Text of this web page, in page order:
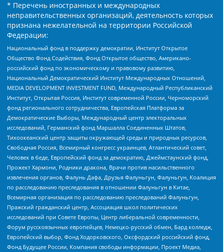
* Перечень иностранных и международных
неправительственных организаций, деятельность которых
признана нежелательной на территории Российской
Федерации:
Национальный фонд в поддержку демократии, Институт Открытое
Общество Фонд Содействия, Фонд Открытое общество, Американо-
российский фонд по экономическому и правовому развитию,
Национальный Демократический Институт Международных Отношений,
MEDIA DEVELOPMENT INVESTMENT FUND, Международный Республиканский
Институт, Открытая Россия, Институт современной России, Черноморский
фонд регионального сотрудничества, Европейская Платформа за
Демократические Выборы, Международный центр электоральных
исследований, Германский фонд Маршалла Соединенных Штатов,
Тихоокеанский центр защиты окружающей среды и природных ресурсов,
Свободная Россия, Всемирный конгресс украинцев, Атлантический совет,
Человек в беде, Европейский фонд за демократию, Джеймстаунский фонд,
Прожект Хармони, Родники дракона, Врачи против насильственного
извлечения органов, Фалунь Дафа, Друзья Фалуньгун, Фалуньгун, Коалиция
по расследованию преследования в отношении Фалуньгун в Китае,
Всемирная организация по расследованию преследований Фалуньгун,
Пражский гражданский центр, Ассоциация школ политических
исследований при Совете Европы, Центр либеральной современности,
Форум русскоязычных европейцев, Немецко-русский обмен, Бард колледж,
Европейский выбор, Фонд Ходорковского, Оксфордский российский фонд,
Фонд Будущее России, Компания свободы информации, Проект Медиа,